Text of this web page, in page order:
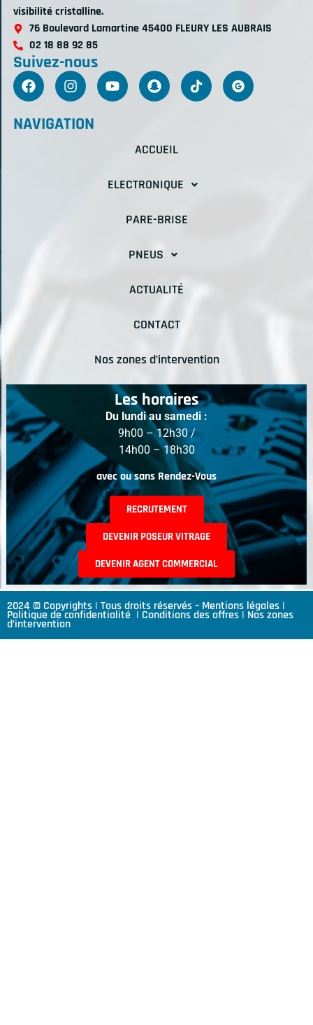
visibilité cristalline.
76 Boulevard Lamartine 45400 FLEURY LES AUBRAIS
02 18 88 92 85
Suivez-nous
NAVIGATION
ACCUEIL
ELECTRONIQUE
PARE-BRISE
PNEUS
ACTUALITÉ
CONTACT
Nos zones d’intervention
Les horaires
Du lundi au samedi :
9h00 – 12h30 /
14h00 – 18h30
avec ou sans Rendez-Vous
RECRUTEMENT
DEVENIR POSEUR VITRAGE
DEVENIR AGENT COMMERCIAL
2024 © Copyrights | Tous droits réservés – Mentions légales |
Politique de confidentialité | Conditions des offres | Nos zones
d’intervention